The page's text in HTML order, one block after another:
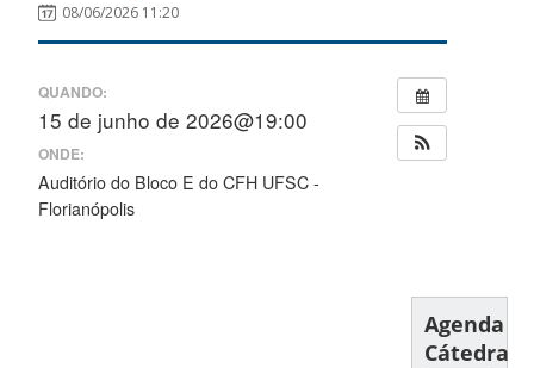
08/06/2026 11:20
QUANDO:
15 de junho de 2026@19:00
ONDE:
Auditório do Bloco E do CFH UFSC -
Florianópolis
Agenda
Cátedra